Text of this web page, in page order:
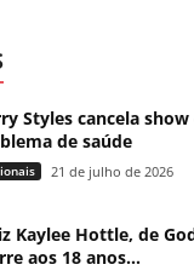
Styles cancela
de saúde
21 de julho de 2026
Kaylee Hottle, de
aos 18 anos...